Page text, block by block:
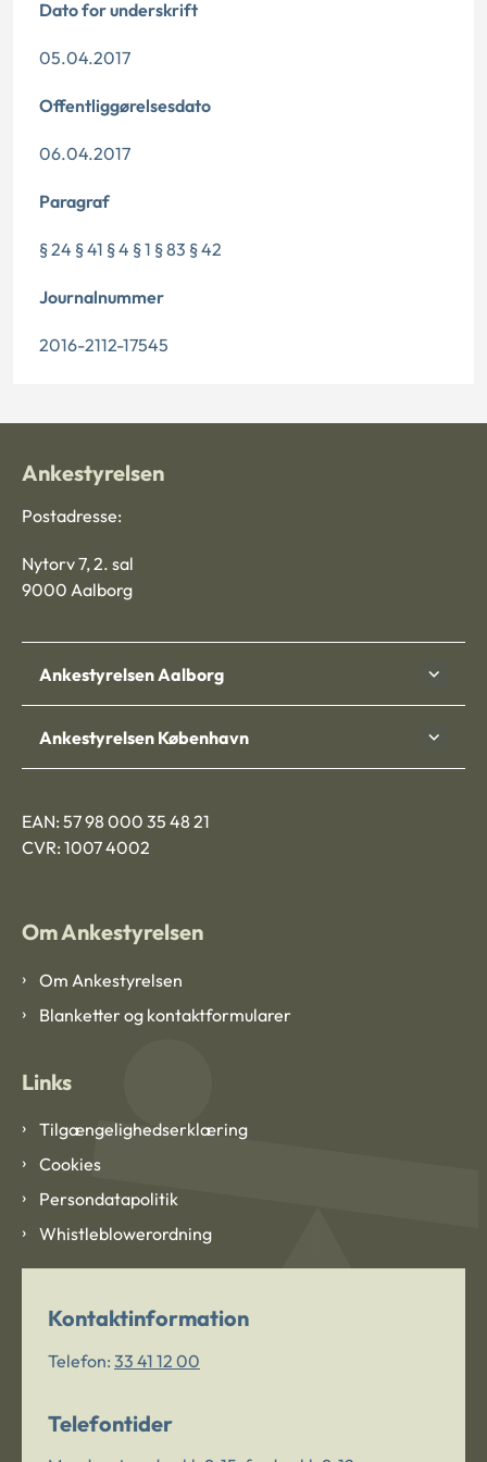
Dato for underskrift
05.04.2017
Offentliggørelsesdato
06.04.2017
Paragraf
§ 24 § 41 § 4 § 1 § 83 § 42
Journalnummer
2016-2112-17545
Ankestyrelsen
Postadresse:
Nytorv 7, 2. sal
9000 Aalborg
Ankestyrelsen Aalborg
Ankestyrelsen København
EAN: 57 98 000 35 48 21
CVR: 1007 4002
Om Ankestyrelsen
Om Ankestyrelsen
Blanketter og kontaktformularer
Links
Tilgængelighedserklæring
Cookies
Persondatapolitik
Whistleblowerordning
Kontaktinformation
Telefon: 33 41 12 00
Telefontider